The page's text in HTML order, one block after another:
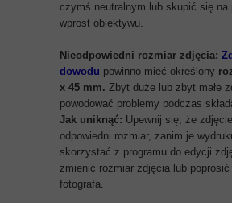
czymś neutralnym lub skupić się na
wprost obiektywu.
Nieodpowiedni rozmiar zdjęcia:
dowodu powinno mieć określony
x 45 mm. Zbyt duże lub zbyt małe
powodować problemy podczas
Jak uniknąć: Upewnij się, że
odpowiedni rozmiar, zanim je
skorzystać z programu do edycji
zmienić rozmiar zdjęcia lub poprosić
fotografa.